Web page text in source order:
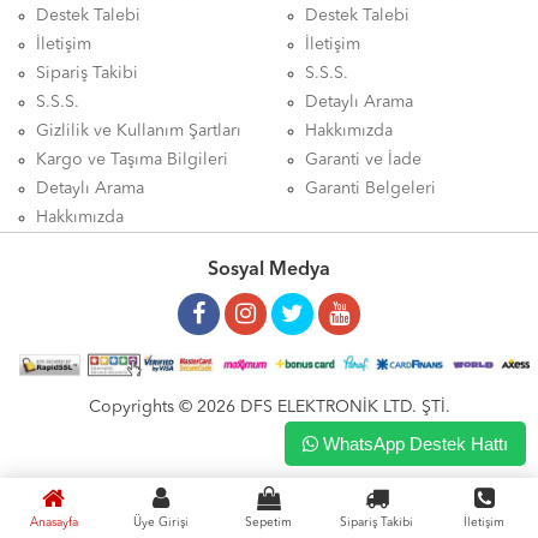
Anasayfa Üye Girişi Sepetim Sipariş Takibi İletişim
Destek Talebi
İletişim
Sipariş Takibi
S.S.S.
Gizlilik ve Kullanım Şartları
Kargo ve Taşıma Bilgileri
Detaylı Arama
Hakkımızda
Destek Talebi
İletişim
S.S.S.
Detaylı Arama
Hakkımızda
Garanti ve İade
Garanti Belgeleri
Sosyal Medya
Copyrights © 2026 DFS ELEKTRONİK LTD. ŞTİ.
WhatsApp Destek Hattı